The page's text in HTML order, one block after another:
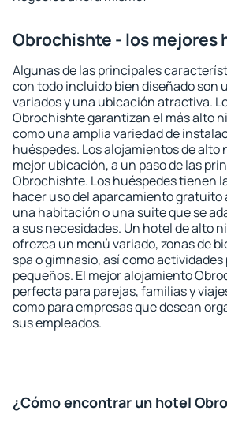
Obrochishte - los mejores
Algunas de las principales
con todo incluido bien diseñado son
variados y una ubicación atractiva.
Obrochishte garantizan el más alto
como una amplia variedad de
huéspedes. Los alojamientos de alto
mejor ubicación, a un paso de las
Obrochishte. Los huéspedes tienen
hacer uso del aparcamiento gratuito
una habitación o una suite que se
a sus necesidades. Un hotel de alto
ofrezca un menú variado, zonas de
spa o gimnasio, así como actividades
pequeños. El mejor alojamiento
perfecta para parejas, familias y
como para empresas que desean
sus empleados.
¿Cómo encontrar un hotel